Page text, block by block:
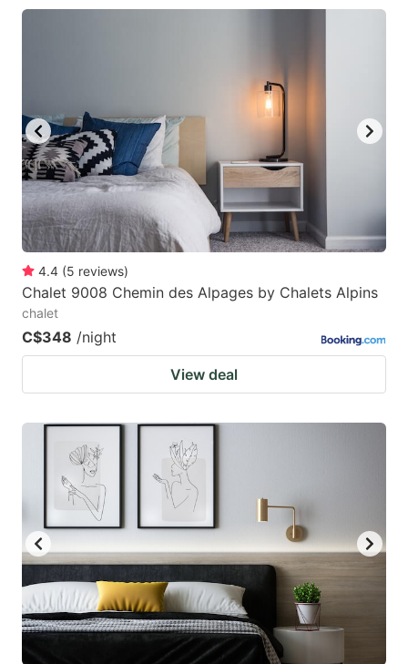
4.4 (5 reviews)
Chalet 9008 Chemin des Alpages by Chalets Alpins
chalet
C$348 /night
View deal